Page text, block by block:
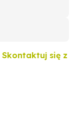
Skontaktuj się z